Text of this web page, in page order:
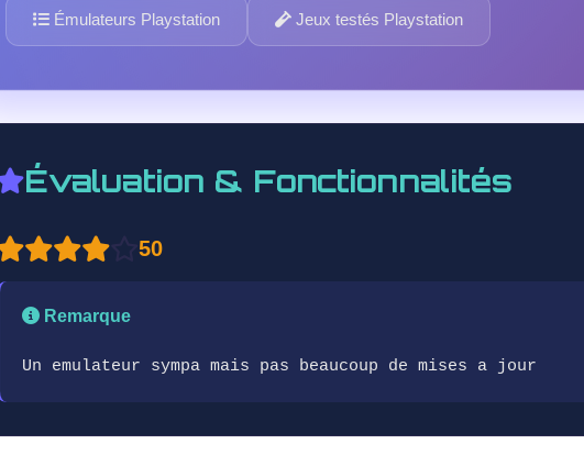
Émulateurs Playstation Jeux testés Playstation
Évaluation & Fonctionnalités
50
Remarque
Un emulateur sympa mais pas beaucoup de mises a jour